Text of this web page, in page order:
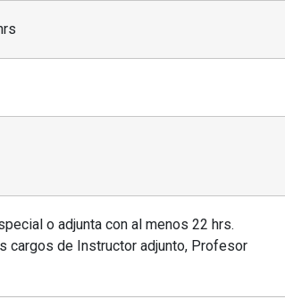
o adjunta con al menos 22 hrs.
cargos de Instructor adjunto, Profesor